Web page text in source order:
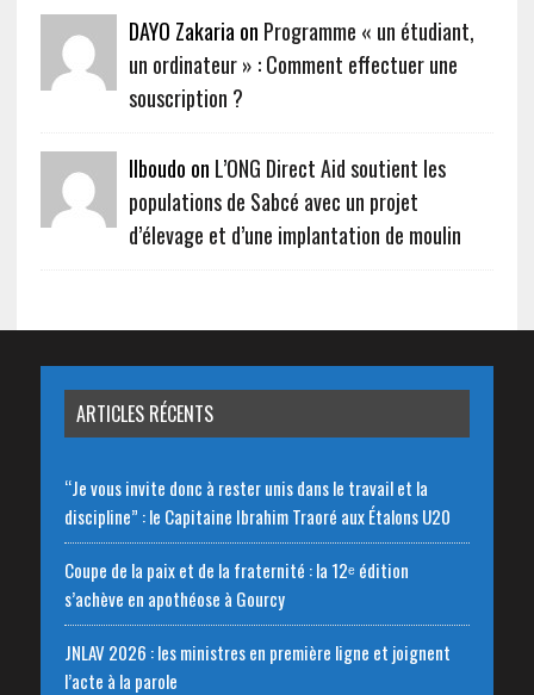
DAYO Zakaria on Programme « un étudiant,
un ordinateur » : Comment effectuer une
souscription ?
Ilboudo on L’ONG Direct Aid soutient les
populations de Sabcé avec un projet
d’élevage et d’une implantation de moulin
ARTICLES RÉCENTS
“Je vous invite donc à rester unis dans le travail et la
discipline” : le Capitaine Ibrahim Traoré aux Étalons U20
Coupe de la paix et de la fraternité : la 12ᵉ édition
s’achève en apothéose à Gourcy
JNLAV 2026 : les ministres en première ligne et joignent
l’acte à la parole